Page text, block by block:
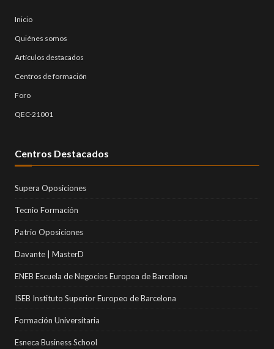
Inicio
Quiénes somos
Artículos destacados
Centros de formación
Foro
QEC-21001
Centros Destacados
Supera Oposiciones
Tecnio Formación
Patrio Oposiciones
Davante | MasterD
ENEB Escuela de Negocios Europea de Barcelona
ISEB Instituto Superior Europeo de Barcelona
Formación Universitaria
Esneca Business School